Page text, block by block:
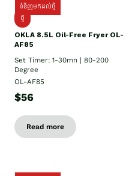
ទំនិញមកដល់ថ្មី
ថ្មី
OKLA 8.5L Oil-Free Fryer OL-
AF85
Set Timer: 1-30mn | 80-200
Degree
OL-AF85
$56
Read more